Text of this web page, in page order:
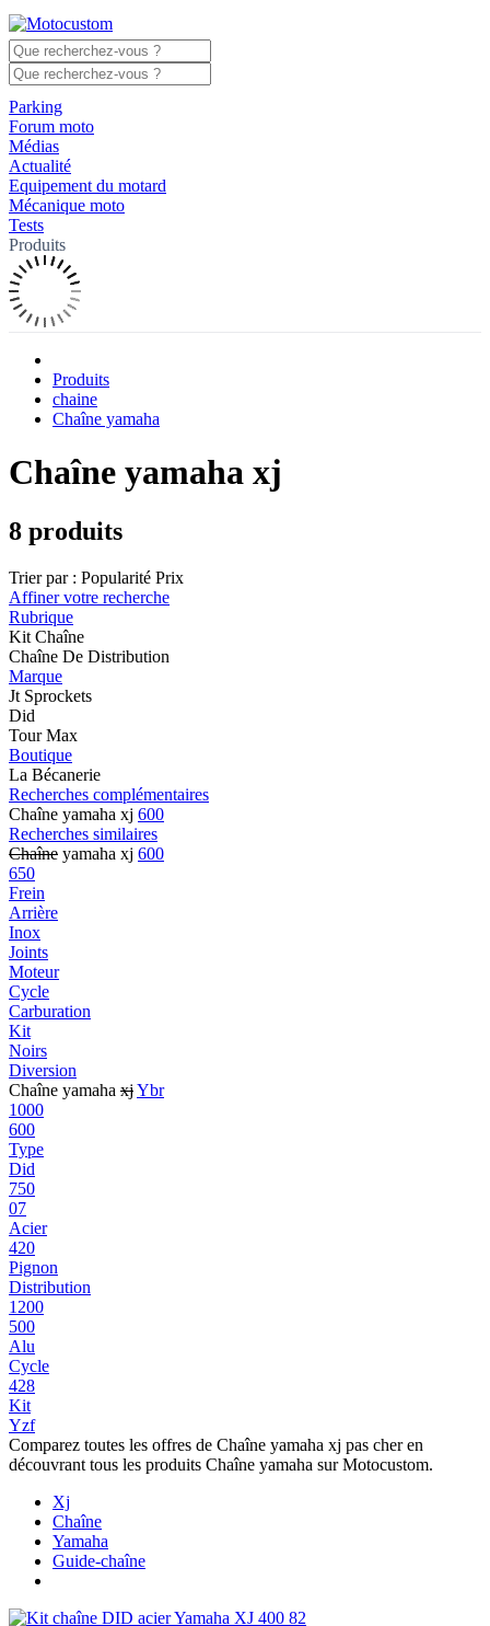
Parking
Forum moto
Médias
Actualité
Equipement du motard
Mécanique moto
Tests
Produits
Produits
chaine
Chaîne yamaha
Chaîne yamaha xj
8 produits
Trier par : Popularité Prix
Affiner votre recherche
Rubrique
Kit Chaîne
Chaîne De Distribution
Marque
Jt Sprockets
Did
Tour Max
Boutique
La Bécanerie
Recherches complémentaires
Chaîne yamaha xj 600
Recherches similaires
Chaîne yamaha xj 600
650
Frein
Arrière
Inox
Joints
Moteur
Cycle
Carburation
Kit
Noirs
Diversion
Chaîne yamaha xjYbr
1000
600
Type
Did
750
07
Acier
420
Pignon
Distribution
1200
500
Alu
Cycle
428
Kit
Yzf
Comparez toutes les offres de Chaîne yamaha xj pas cher en
découvrant tous les produits Chaîne yamaha sur Motocustom.
Xj
Chaîne
Yamaha
Guide-chaîne